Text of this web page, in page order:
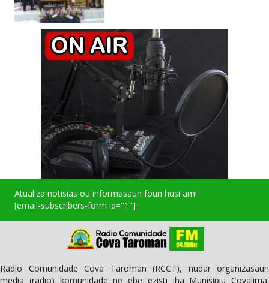
Atualiza notisias ou informasaun foun husi ami
[email-subscribers-form id="1"]
Radio Comunidade Cova Taroman (RCCT), nudar organizasaun
media (radio) komunidade ne ebe ezisti iha Munisipiu Covalima.